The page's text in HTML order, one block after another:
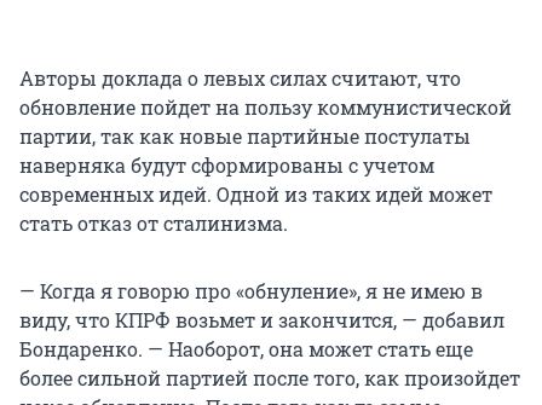
Авторы доклада о левых силах считают, что
обновление пойдет на пользу коммунистической
партии, так как новые партийные постулаты
наверняка будут сформированы с учетом
современных идей. Одной из таких идей может
стать отказ от сталинизма.
— Когда я говорю про «обнуление», я не имею в
виду, что КПРФ возьмет и закончится, — добавил
Бондаренко. — Наоборот, она может стать еще
более сильной партией после того, как произойдет